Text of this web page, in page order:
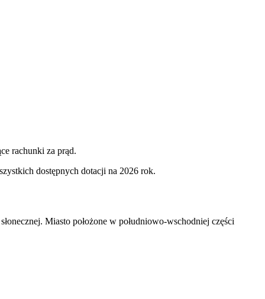
rachunki za prąd.
dostępnych dotacji na 2026 rok.
Miasto położone w południowo-wschodniej części